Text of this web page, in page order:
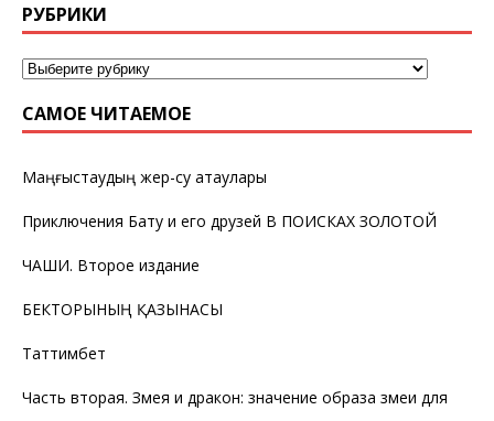
РУБРИКИ
САМОЕ ЧИТАЕМОЕ
Маңғыстаудың жер-су атаулары
Приключения Бату и его друзей В ПОИСКАХ ЗОЛОТОЙ
ЧАШИ. Второе издание
БЕКТОРЫНЫҢ ҚАЗЫНАСЫ
Таттимбет
Часть вторая. Змея и дракон: значение образа змеи для